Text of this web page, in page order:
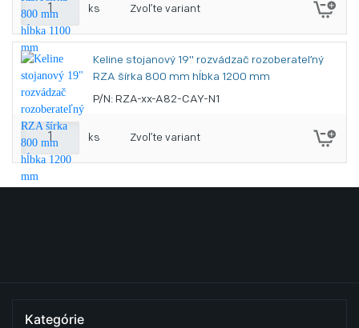
ks Zvoľte variant
Keline stojanový 19" rozvádzač rozoberateľný
RZA šírka 800 mm hĺbka 1200 mm
P/N: RZA-xx-A82-CAY-N1
ks Zvoľte variant
Kategórie